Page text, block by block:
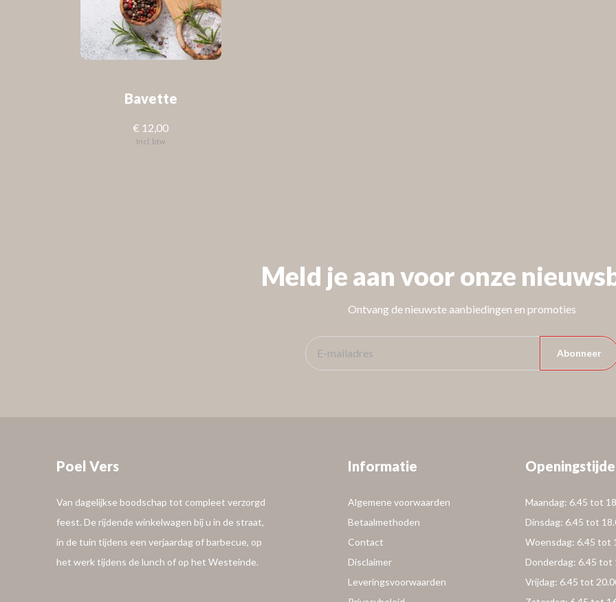
Bavette
€ 12,00
Incl. btw
Meld je aan voor onze
Ontvang de nieuwste aanbiedingen en promoties
Abonneer
Poel Vers
Van dagelijkse boodschap tot compleet verzorgd
feest. De rijdende winkelwagen bij u in de straat,
in de tuin tijdens een verjaardag of barbecue, op
het werk tijdens de lunch of op het Westeinde.
Informatie
Algemene voorwaarden
Betaalmethoden
Contact
Disclaimer
Leveringsvoorwaarden
Maandag: 6.45 tot
Dinsdag: 6.45 tot
Woensdag: 6.45 tot
Donderdag: 6.45 tot
Vrijdag: 6.45 tot